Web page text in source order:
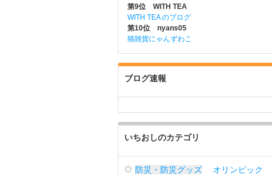
第9位 WITH TEA
WITH TEA のブログ
第10位 nyans05
猫雑貨にゃんずわこ
ブログ速報
いちおしのカテゴリ
防災・防災グッズ オリンピック